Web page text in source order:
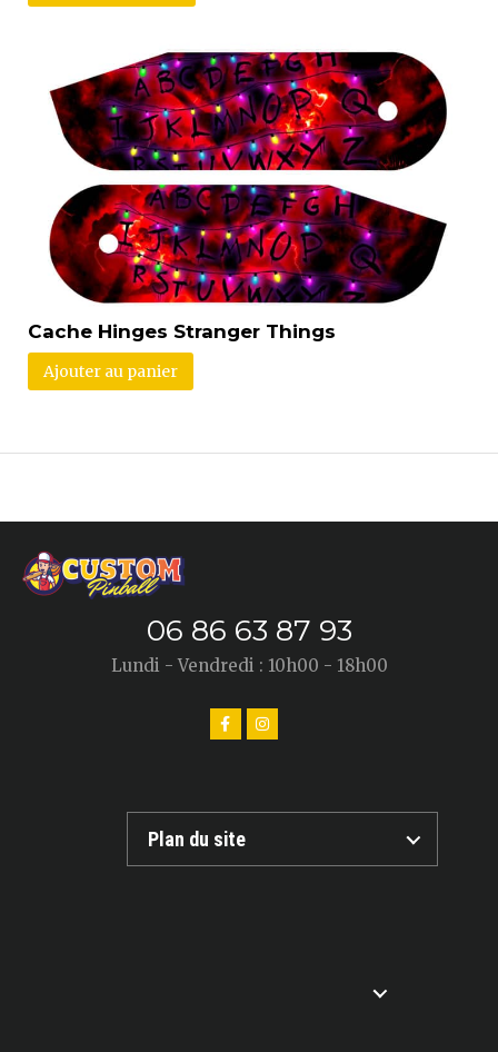
Cache Hinges Stranger Things
Ajouter au panier
06 86 63 87 93
Lundi - Vendredi : 10h00 - 18h00
Plan du site